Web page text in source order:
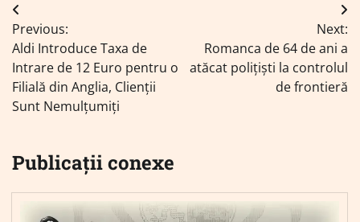
Navigare
în
articole
Previous:
Aldi Introduce Taxa de
Intrare de 12 Euro pentru o
Filială din Anglia, Clienții
Sunt Nemulțumiți
Next:
Romanca de 64 de ani a
atăcat polițiști la controlul
de frontieră
Publicații conexe